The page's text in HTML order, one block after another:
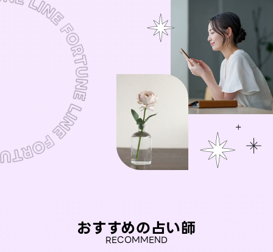
おすすめの占い師
RECOMMEND